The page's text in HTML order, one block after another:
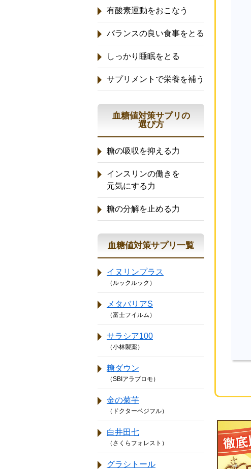
有酸素運動をおこなう
バランスの良い食事をとる
しっかり睡眠をとる
サプリメントで栄養を補う
血糖値対策サプリの
選び方
糖の吸収を抑える力
インスリンの働きを
元気にする力
糖の分解を止める力
血糖値対策サプリ一覧
イヌリンプラス
（ルックルック）
メタバリアS
（富士フイルム）
サラシア100
（小林製薬）
糖ダウン
（SBIアラプロモ）
金の菊芋
（ドクターベジフル）
白井田七
（さくらフォレスト）
グラシトール